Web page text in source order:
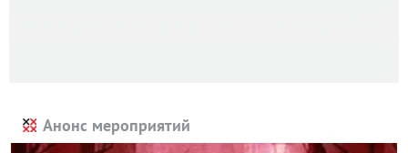
Анонс мероприятий